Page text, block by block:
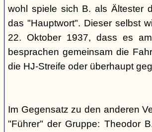
wohl spiele sich B. als Ältester
das "Hauptwort". Dieser selbst
22. Oktober 1937, dass es
besprachen gemeinsam die
die HJ-Streife oder überhaupt
Im Gegensatz zu den anderen
"Führer" der Gruppe: Theodor